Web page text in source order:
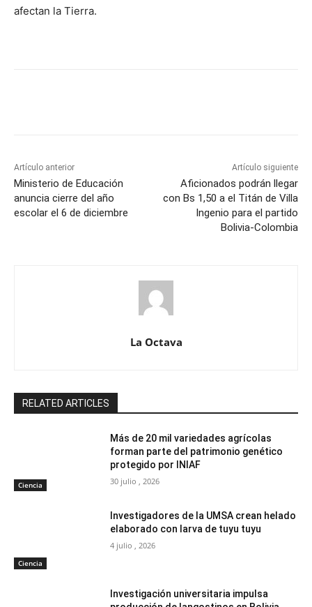
afectan la Tierra.
Artículo anterior
Ministerio de Educación
anuncia cierre del año
escolar el 6 de diciembre
Artículo siguiente
Aficionados podrán llegar
con Bs 1,50 a el Titán de Villa
Ingenio para el partido
Bolivia-Colombia
La Octava
RELATED ARTICLES
Ciencia
Más de 20 mil variedades agrícolas
forman parte del patrimonio genético
protegido por INIAF
30 julio , 2026
Ciencia
Investigadores de la UMSA crean helado
elaborado con larva de tuyu tuyu
4 julio , 2026
Investigación universitaria impulsa